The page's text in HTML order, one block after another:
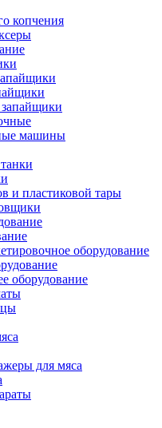
копчения
машины
и пластиковой тары
оборудование
оборудование
для мяса